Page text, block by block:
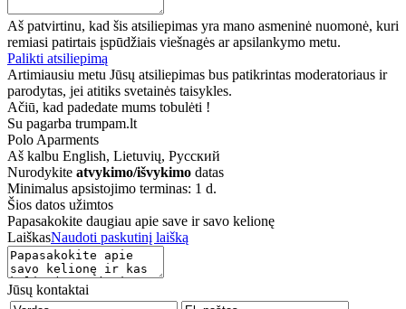
Aš patvirtinu, kad šis atsiliepimas yra mano asmeninė nuomonė, kuri
remiasi patirtais įspūdžiais viešnagės ar apsilankymo metu.
Palikti atsiliepimą
Artimiausiu metu Jūsų atsiliepimas bus patikrintas moderatoriaus ir
parodytas, jei atitiks svetainės taisykles.
Ačiū, kad padedate mums tobulėti !
Su pagarba trumpam.lt
Polo Aparments
Aš kalbu English, Lietuvių, Русский
Nurodykite atvykimo/išvykimo datas
Minimalus apsistojimo terminas: 1 d.
Šios datos užimtos
Papasakokite daugiau apie save ir savo kelionę
LaiškasNaudoti paskutinį laišką
Jūsų kontaktai